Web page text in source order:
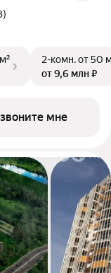
2-комн.от 50
от 9,6 млн ₽
мне